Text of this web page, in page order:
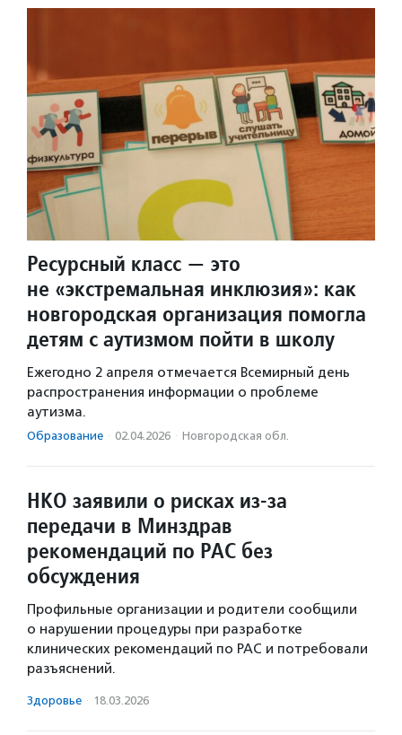
Ресурсный класс — это
не «экстремальная инклюзия»: как
новгородская организация помогла
детям с аутизмом пойти в школу
Ежегодно 2 апреля отмечается Всемирный день
распространения информации о проблеме
аутизма.
Образование · 02.04.2026 · Новгородская обл.
НКО заявили о рисках из-за
передачи в Минздрав
рекомендаций по РАС без
обсуждения
Профильные организации и родители сообщили
о нарушении процедуры при разработке
клинических рекомендаций по РАС и потребовали
разъяснений.
Здоровье · 18.03.2026